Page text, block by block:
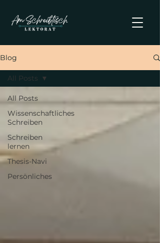
Blog
All Posts
Wissenschaftliches
Schreiben
Schreiben
lernen
Thesis-Navi
Persönliches
All Posts